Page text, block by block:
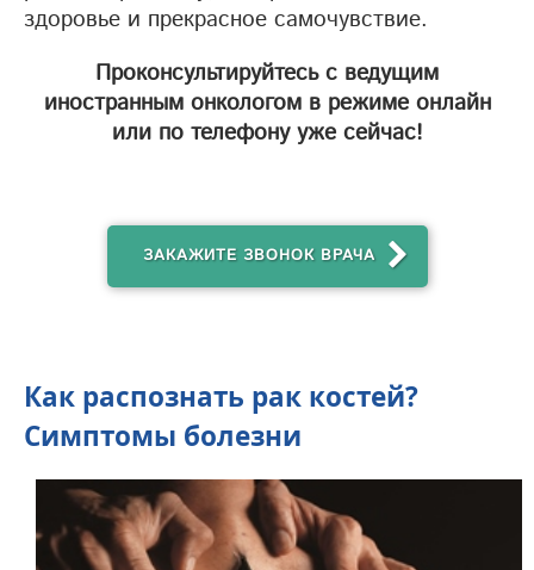
здоровье и прекрасное самочувствие.
Проконсультируйтесь с ведущим
иностранным онкологом в режиме онлайн
или по телефону уже сейчас!
ЗАКАЖИТЕ ЗВОНОК ВРАЧА
Как распознать рак костей?
Симптомы болезни